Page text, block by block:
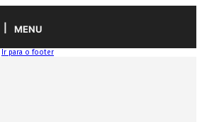
MENU
Ir para o footer